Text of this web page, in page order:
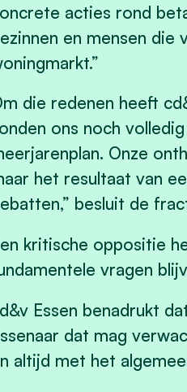
acties rond
en mensen die
die redenen heeft
ons noch
Onze
het resultaat van
besluit de
kritische oppositie
vragen
Essen benadrukt
dat mag
altijd met het